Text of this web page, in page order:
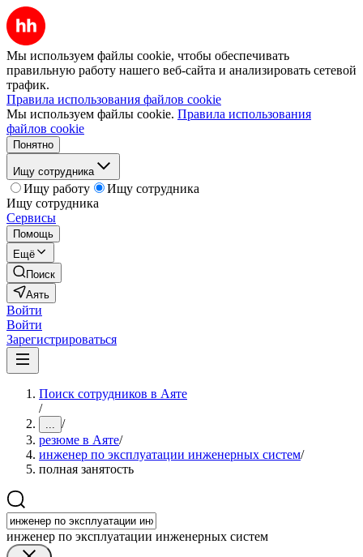
Мы используем файлы cookie, чтобы обеспечивать
правильную работу нашего веб-сайта и анализировать сетевой
трафик.
Правила использования файлов cookie
Мы используем файлы cookie. Правила использования
файлов cookie
Понятно
Ищу сотрудника
Ищу работу
Ищу сотрудника
Ищу сотрудника
Сервисы
Помощь
Ещё
Поиск
Аять
Войти
Войти
Зарегистрироваться
Поиск сотрудников в Аяте
/
... /
резюме в Аяте/
инженер по эксплуатации инженерных систем/
полная занятость
инженер по эксплуатации инженерных систем